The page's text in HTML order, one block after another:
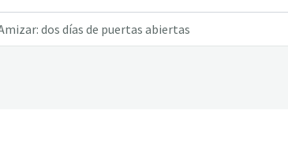
dos días de puertas abiertas